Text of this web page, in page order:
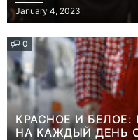
January 4, 2023
0
КРАСНОЕ И
НА КАЖДЫЙ ДЕНЬ